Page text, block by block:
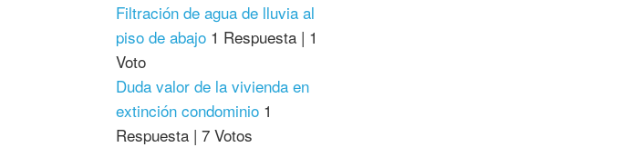
Filtración de agua de lluvia al
piso de abajo 1 Respuesta | 1
Voto
Duda valor de la vivienda en
extinción condominio 1
Respuesta | 7 Votos